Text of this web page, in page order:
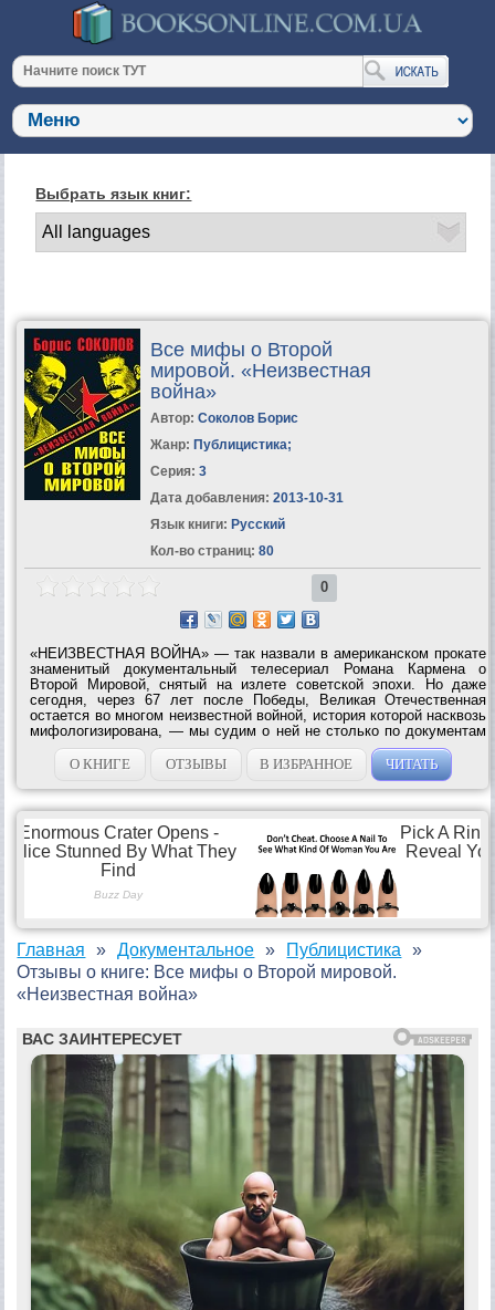
Выбрать язык книг:
Все мифы о Второй
мировой. «Неизвестная
война»
Автор: Соколов Борис
Жанр: Публицистика;
Серия: 3
Дата добавления: 2013-10-31
Язык книги: Русский
Кол-во страниц: 80
0
«НЕИЗВЕСТНАЯ ВОЙНА» — так назвали в американском прокате
знаменитый документальный телесериал Романа Кармена о
Второй Мировой, снятый на излете советской эпохи. Но даже
сегодня, через 67 лет после Победы, Великая Отечественная
остается во многом неизвестной войной, история которой насквозь
мифологизирована, — мы судим о ней не столько по документам
и фактам, сколько по пропагандистским легендам и
идеологическим штампам,...
О КНИГЕ ОТЗЫВЫ В ИЗБРАННОЕ ЧИТАТЬ
Главная Документальное
Публицистика
Отзывы о книге: Все мифы о Второй мировой.
«Неизвестная война»